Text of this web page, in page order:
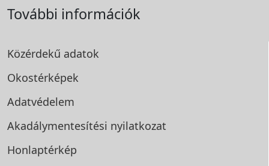
További információk
Közérdekű adatok
Okostérképek
Adatvédelem
Akadálymentesítési nyilatkozat
Honlaptérkép